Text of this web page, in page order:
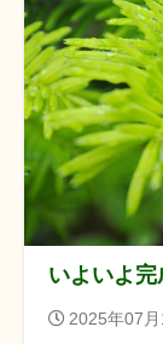
いよいよ完
2025年07月